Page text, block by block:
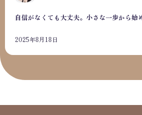
自信がなくても大丈夫。小さな一歩から始
2025年8月18日